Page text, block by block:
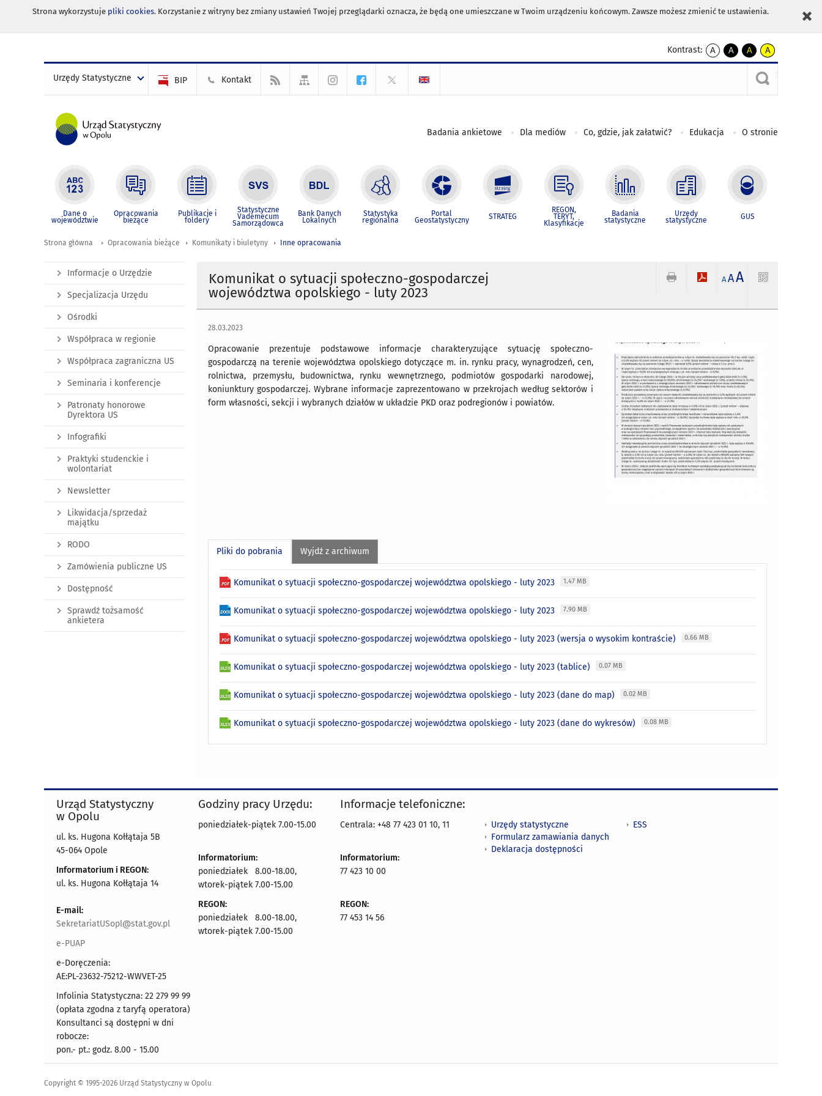
Strona wykorzystuje pliki cookies. Korzystanie z witryny bez zmiany ustawień Twojej przeglądarki oznacza, że będą one umieszczane w Twoim urządzeniu końcowym. Zawsze możesz zmienić te ustawienia.
Kontrast:
A
kontrast
A
kontrast
czarnym
A
kontrast
żółty
tekst
czarnym
A
kontrast
czarny
tekst
żółtym
Urzędy Statystyczne BIP Kontakt
Badania ankietowe Dla mediów Co, gdzie, jak załatwić? Edukacja O stronie
Dane o
województwie
Opracowania
bieżące
Publikacje i
foldery
Statystyczne
Vademecum
Samorządowca
Bank Danych
Lokalnych
Statystyka
regionalna
Portal
Geostatystyczny STRATEG
REGON,
TERYT,
Klasyfikacje
Badania
statystyczne
Urzędy
statystyczne GUS
Strona główna Opracowania bieżące Komunikaty i biuletyny Inne opracowania
Komunikat o sytuacji społeczno-gospodarczej
województwa opolskiego - luty 2023
A AA
28.03.2023
Opracowanie prezentuje podstawowe informacje charakteryzujące sytuację społeczno-
gospodarczą na terenie województwa opolskiego dotyczące m. in. rynku pracy, wynagrodzeń, cen,
rolnictwa, przemysłu, budownictwa, rynku wewnętrznego, podmiotów gospodarki narodowej,
koniunktury gospodarczej. Wybrane informacje zaprezentowano w przekrojach według sektorów i
form własności, sekcji i wybranych działów w układzie PKD oraz podregionów i powiatów.
Pliki do pobrania Wyjdź z archiwum
Komunikat o sytuacji społeczno-gospodarczej województwa opolskiego - luty 2023 1.47 MB
Komunikat o sytuacji społeczno-gospodarczej województwa opolskiego - luty 2023 7.90 MB
Komunikat o sytuacji społeczno-gospodarczej województwa opolskiego - luty 2023 (wersja o wysokim kontraście) 0.66 MB
Komunikat o sytuacji społeczno-gospodarczej województwa opolskiego - luty 2023 (tablice) 0.07 MB
Komunikat o sytuacji społeczno-gospodarczej województwa opolskiego - luty 2023 (dane do map) 0.02 MB
Komunikat o sytuacji społeczno-gospodarczej województwa opolskiego - luty 2023 (dane do wykresów) 0.08 MB
Informacje o Urzędzie
Specjalizacja Urzędu
Ośrodki
Współpraca w regionie
Współpraca zagraniczna US
Seminaria i konferencje
Patronaty honorowe
Dyrektora US
Infografiki
Praktyki studenckie i
wolontariat
Newsletter
Likwidacja/sprzedaż
majątku
RODO
Zamówienia publiczne US
Dostępność
Sprawdź tożsamość
ankietera
Urząd Statystyczny
w Opolu
ul. ks. Hugona Kołłątaja 5B
45-064 Opole
Informatorium i REGON:
ul. ks. Hugona Kołłątaja 14
E-mail:
SekretariatUSopl@stat.gov.pl
e-PUAP
e-Doręczenia:
AE:PL-23632-75212-WWVET-25
Infolinia Statystyczna: 22 279 99 99
(opłata zgodna z taryfą operatora)
Konsultanci są dostępni w dni
robocze:
pon.- pt.: godz. 8.00 - 15.00
Godziny pracy Urzędu:
poniedziałek-piątek 7.00-15.00
Informatorium:
poniedziałek 8.00-18.00,
wtorek-piątek 7.00-15.00
REGON:
poniedziałek 8.00-18.00,
wtorek-piątek 7.00-15.00
Informacje telefoniczne:
Centrala: +48 77 423 01 10, 11
Informatorium:
77 423 10 00
REGON:
77 453 14 56
Urzędy statystyczne
Formularz zamawiania danych
Deklaracja dostępności
ESS
Copyright © 1995-2026 Urząd Statystyczny w Opolu